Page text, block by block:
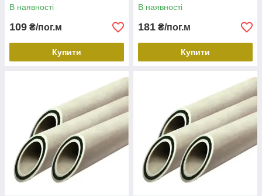
В наявності
109 ₴/пог.м
Купити
В наявності
181 ₴/пог.м
Купити